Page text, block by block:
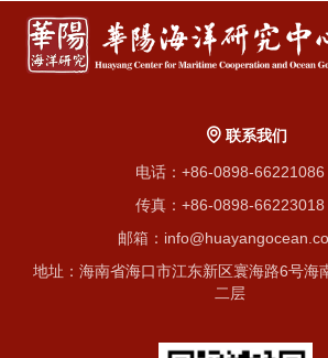
联系我们
电话：+86-0898-66221086
传真：+86-0898-66223018
邮箱：
地址：海南省海口市江东新区寰海路6号海
二层